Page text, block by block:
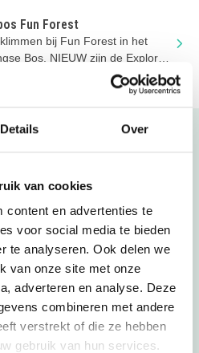
Details Over
van cookies
content en advertenties te
voor social media te bieden
te analyseren. Ook delen we
van onze site met onze
adverteren en analyse. Deze
combineren met andere
verstrekt of die ze hebben
gebruik van hun services.
Fun Forest
bij Fun Forest in het
Bos. NIEUW zijn de Explorer